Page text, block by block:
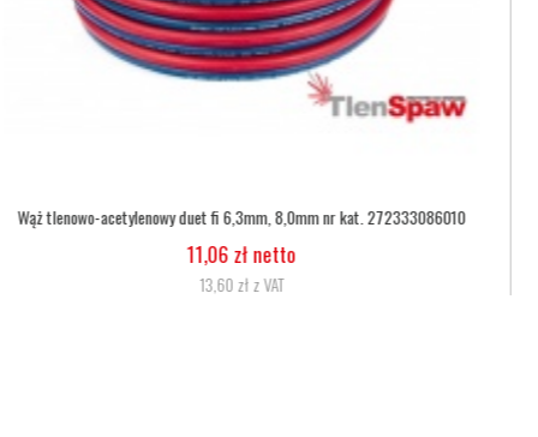
Wąż tlenowy fi 6,3
5,07 zł netto
6,24 zł z VAT